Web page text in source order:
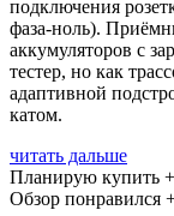
подключения
фаза-ноль).
аккумуляторов с
тестер, но как
адаптивной
катом.
читать дальше
Планирую купить
Обзор понравился